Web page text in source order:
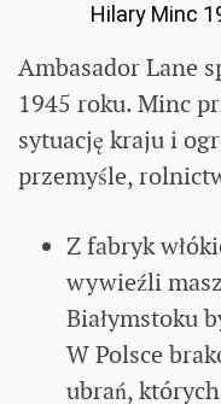
Hilary Minc
Ambasador Lane
1945 roku. Minc
sytuację kraju i
przemyśle,
Z fabryk
wywieźli
Białymstoku
W Polsce
ubrań,